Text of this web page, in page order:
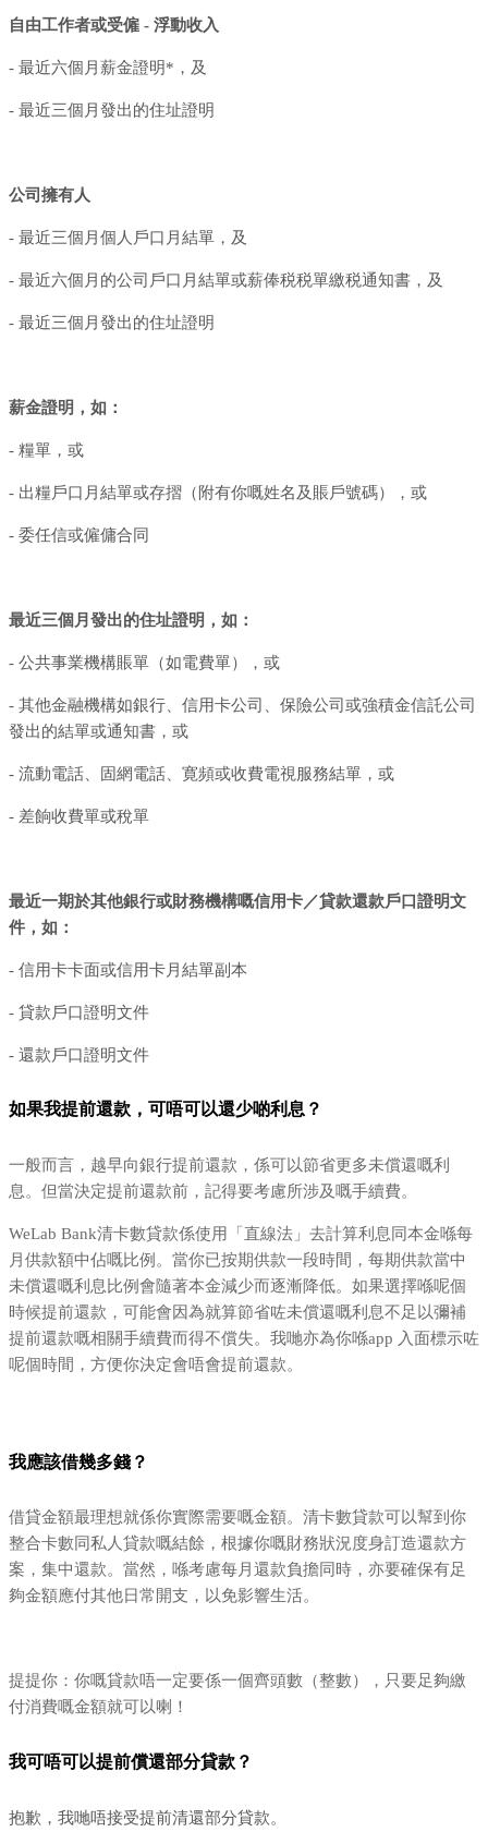
自由工作者或受僱 - 浮動收入
- 最近六個月薪金證明*，及
- 最近三個月發出的住址證明
公司擁有人
- 最近三個月個人戶口月結單，及
- 最近六個月的公司戶口月結單或薪俸税税單繳税通知書，及
- 最近三個月發出的住址證明
薪金證明，如：
- 糧單，或
- 出糧戶口月結單或存摺（附有你嘅姓名及賬戶號碼），或
- 委任信或僱傭合同
最近三個月發出的住址證明，如：
- 公共事業機構賬單（如電費單），或
- 其他金融機構如銀行、信用卡公司、保險公司或強積金信託公司
發出的結單或通知書，或
- 流動電話、固網電話、寛頻或收費電視服務結單，或
- 差餉收費單或稅單
最近一期於其他銀行或財務機構嘅信用卡／貸款還款戶口證明文
件，如：
- 信用卡卡面或信用卡月結單副本
- 貸款戶口證明文件
- 還款戶口證明文件
如果我提前還款，可唔可以還少啲利息？
一般而言，越早向銀行提前還款，係可以節省更多未償還嘅利
息。但當決定提前還款前，記得要考慮所涉及嘅手續費。
WeLab Bank清卡數貸款係使用「直線法」去計算利息同本金喺每
月供款額中佔嘅比例。當你已按期供款一段時間，每期供款當中
未償還嘅利息比例會隨著本金減少而逐漸降低。如果選擇喺呢個
時候提前還款，可能會因為就算節省咗未償還嘅利息不足以彌補
提前還款嘅相關手續費而得不償失。我哋亦為你喺app 入面標示咗
呢個時間，方便你決定會唔會提前還款。
我應該借幾多錢？
借貸金額最理想就係你實際需要嘅金額。清卡數貸款可以幫到你
整合卡數同私人貸款嘅結餘，根據你嘅財務狀況度身訂造還款方
案，集中還款。當然，喺考慮每月還款負擔同時，亦要確保有足
夠金額應付其他日常開支，以免影響生活。
提提你：你嘅貸款唔一定要係一個齊頭數（整數），只要足夠繳
付消費嘅金額就可以喇！
我可唔可以提前償還部分貸款？
抱歉，我哋唔接受提前清還部分貸款。